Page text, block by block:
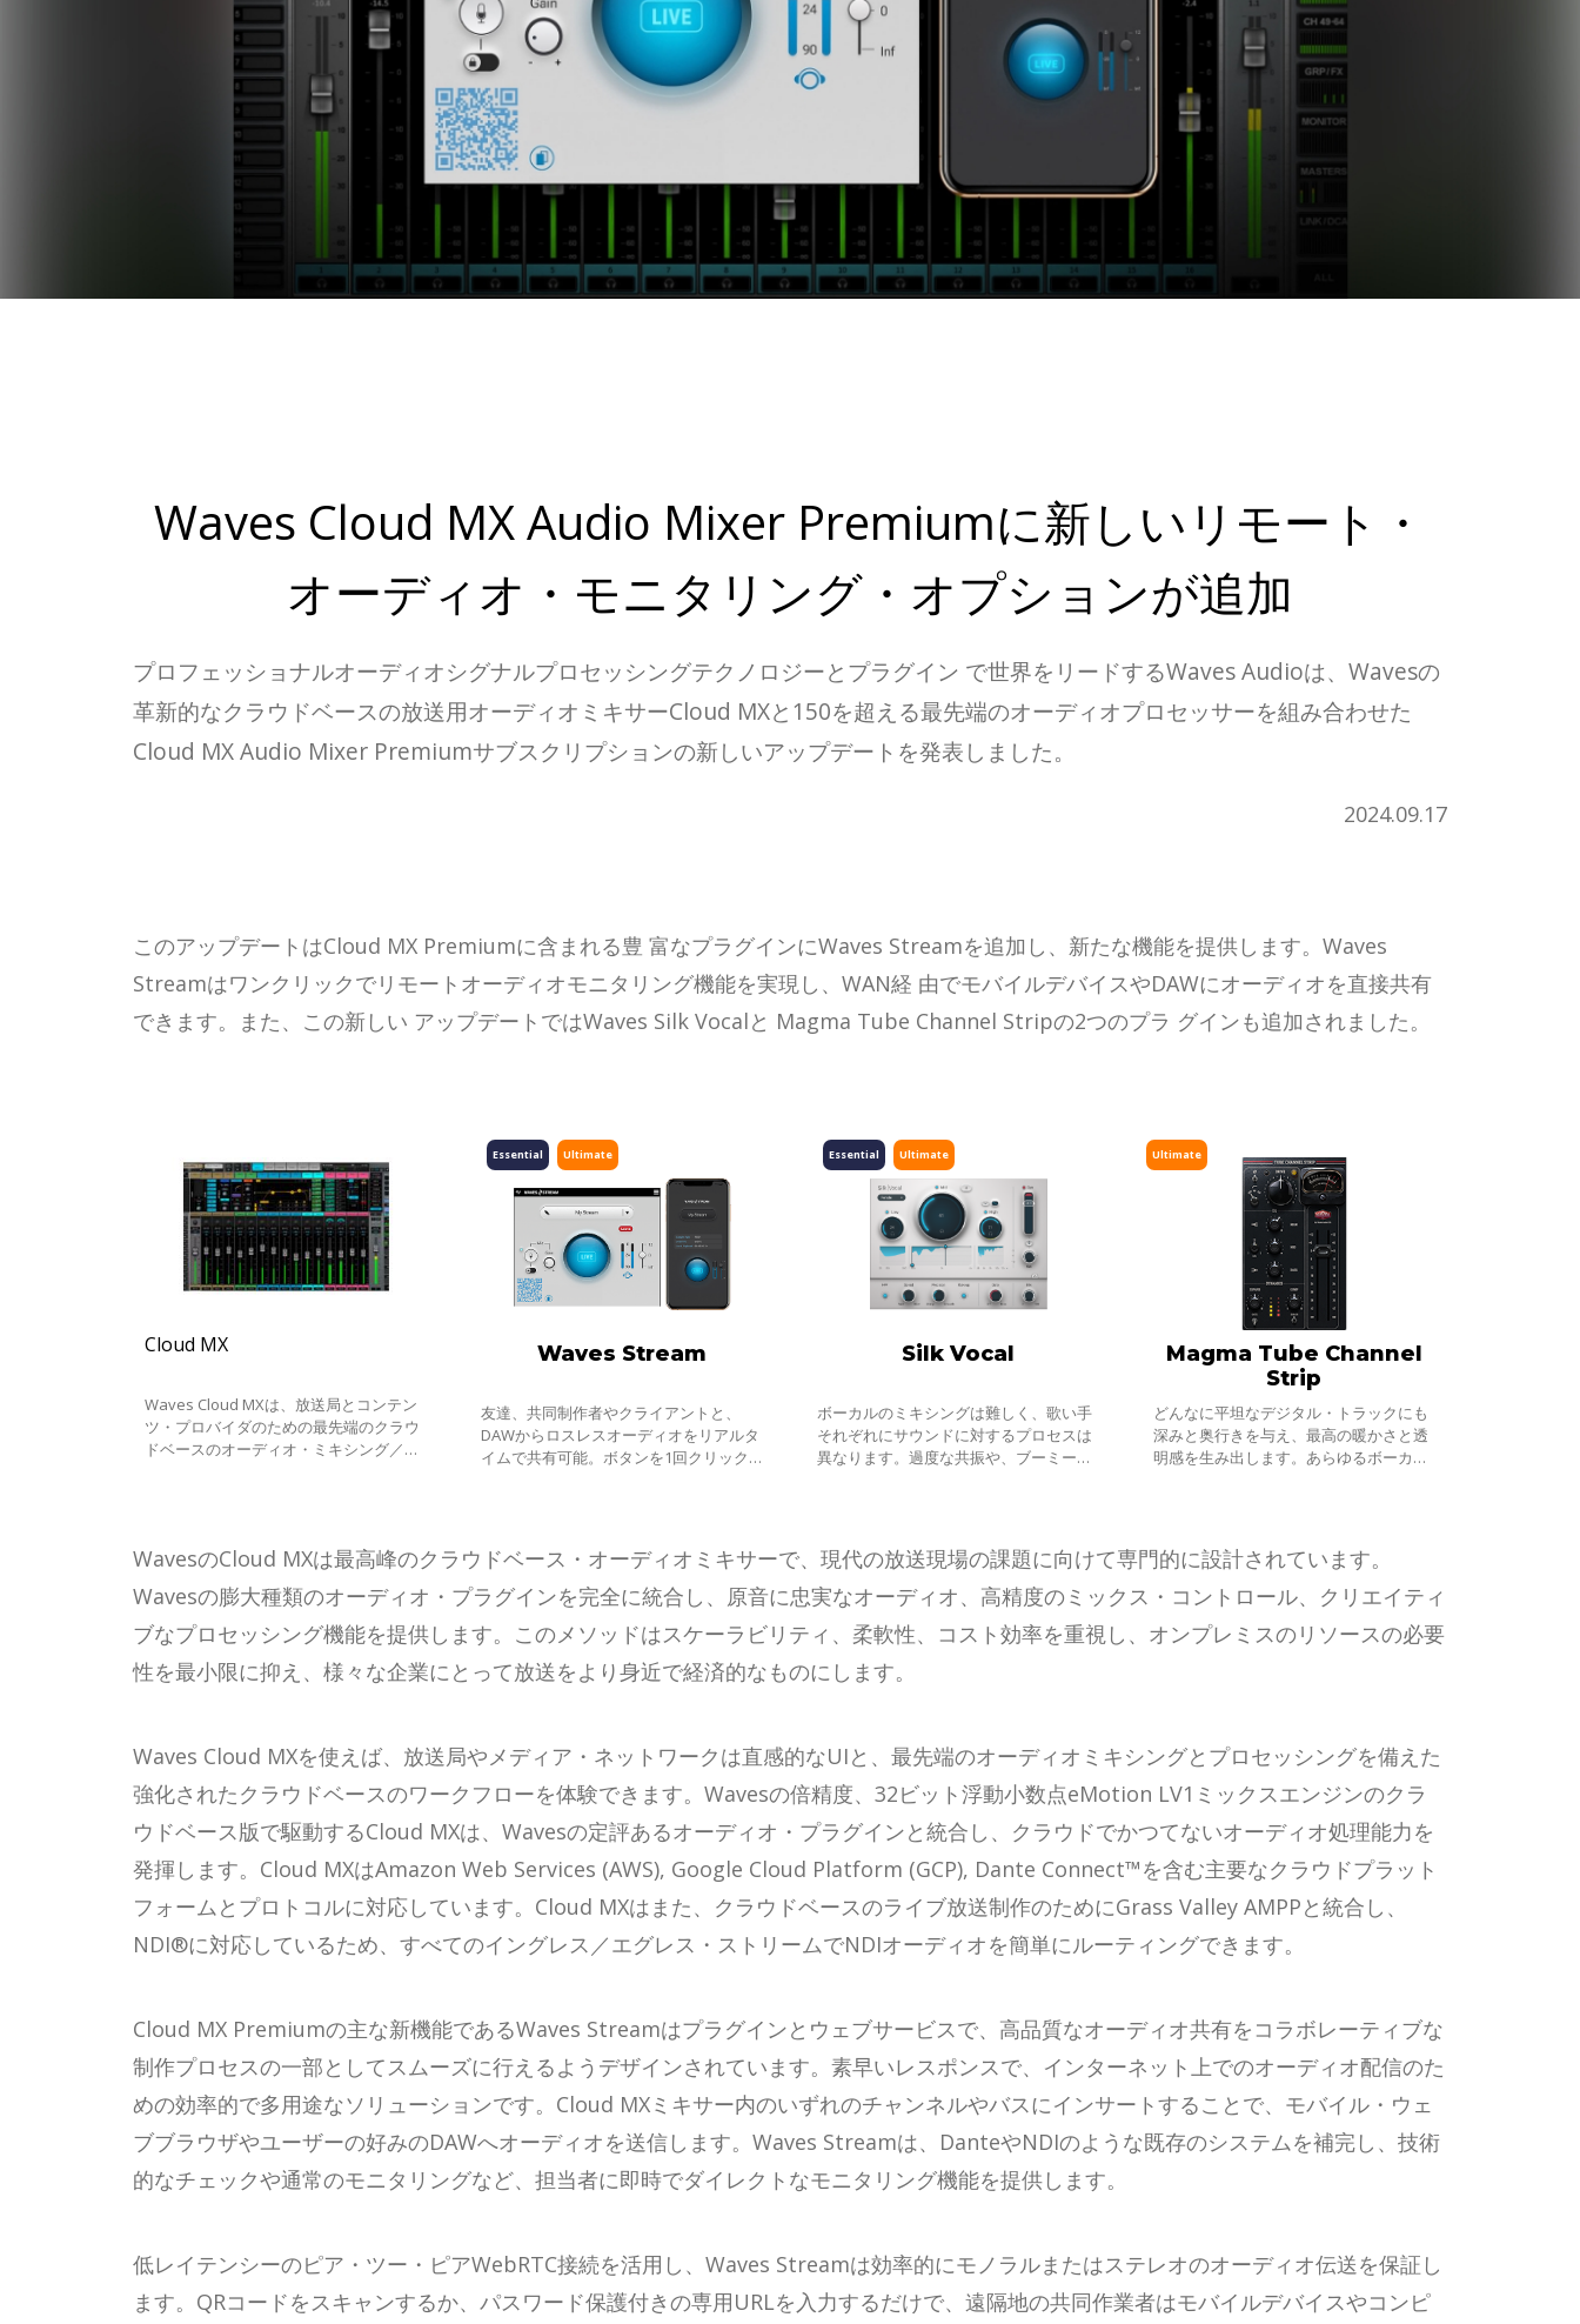
Waves Cloud MX Audio Mixer Premiumに新しいリモート・
オーディオ・モニタリング・オプションが追加
プロフェッショナルオーディオシグナルプロセッシングテクノロジーとプラグイン で世界をリードするWaves Audioは、Wavesの
革新的なクラウドベースの放送用オーディオミキサーCloud MXと150を超える最先端のオーディオプロセッサーを組み合わせた
Cloud MX Audio Mixer Premiumサブスクリプションの新しいアップデートを発表しました。
2024.09.17
このアップデートはCloud MX Premiumに含まれる豊 富なプラグインにWaves Streamを追加し、新たな機能を提供します。Waves
Streamはワンクリックでリモートオーディオモニタリング機能を実現し、WAN経 由でモバイルデバイスやDAWにオーディオを直接共有
できます。また、この新しい アップデートではWaves Silk Vocalと Magma Tube Channel Stripの2つのプラ グインも追加されました。
Cloud MX
Waves Cloud MXは、放送局とコンテン
ツ・プロバイダのための最先端のクラウ
ドベースのオーディオ・ミキシング／プ
ド上で、ロケーションに縛られることな
くミックス可能です。
Ultimate
Essential
Waves Stream
友達、共同制作者やクライアントと、
DAWからロスレスオーディオをリアルタ
イムで共有可能。ボタンを1回クリック
Ultimate
Essential
Silk Vocal
ボーカルのミキシングは難しく、歌い手
それぞれにサウンドに対するプロセスは
異なります。過度な共振や、ブーミーな
Ultimate
Magma Tube Channel
Strip
どんなに平坦なデジタル・トラックにも
深みと奥行きを与え、最高の暖かさと透
明感を生み出します。あらゆるボーカル
WavesのCloud MXは最高峰のクラウドベース・オーディオミキサーで、現代の放送現場の課題に向けて専門的に設計されています。
Wavesの膨大種類のオーディオ・プラグインを完全に統合し、原音に忠実なオーディオ、高精度のミックス・コントロール、クリエイティ
ブなプロセッシング機能を提供します。このメソッドはスケーラビリティ、柔軟性、コスト効率を重視し、オンプレミスのリソースの必要
性を最小限に抑え、様々な企業にとって放送をより身近で経済的なものにします。
Waves Cloud MXを使えば、放送局やメディア・ネットワークは直感的なUIと、最先端のオーディオミキシングとプロセッシングを備えた
強化されたクラウドベースのワークフローを体験できます。Wavesの倍精度、32ビット浮動小数点eMotion LV1ミックスエンジンのクラ
ウドベース版で駆動するCloud MXは、Wavesの定評あるオーディオ・プラグインと統合し、クラウドでかつてないオーディオ処理能力を
発揮します。Cloud MXはAmazon Web Services (AWS), Google Cloud Platform (GCP), Dante Connect™を含む主要なクラウドプラット
フォームとプロトコルに対応しています。Cloud MXはまた、クラウドベースのライブ放送制作のためにGrass Valley AMPPと統合し、
NDI®に対応しているため、すべてのイングレス／エグレス・ストリームでNDIオーディオを簡単にルーティングできます。
Cloud MX Premiumの主な新機能であるWaves Streamはプラグインとウェブサービスで、高品質なオーディオ共有をコラボレーティブな
制作プロセスの一部としてスムーズに行えるようデザインされています。素早いレスポンスで、インターネット上でのオーディオ配信のた
めの効率的で多用途なソリューションです。Cloud MXミキサー内のいずれのチャンネルやバスにインサートすることで、モバイル・ウェ
ブブラウザやユーザーの好みのDAWへオーディオを送信します。Waves Streamは、DanteやNDIのような既存のシステムを補完し、技術
的なチェックや通常のモニタリングなど、担当者に即時でダイレクトなモニタリング機能を提供します。
低レイテンシーのピア・ツー・ピアWebRTC接続を活用し、Waves Streamは効率的にモノラルまたはステレオのオーディオ伝送を保証し
ます。QRコードをスキャンするか、パスワード保護付きの専用URLを入力するだけで、遠隔地の共同作業者はモバイルデバイスやコンピ